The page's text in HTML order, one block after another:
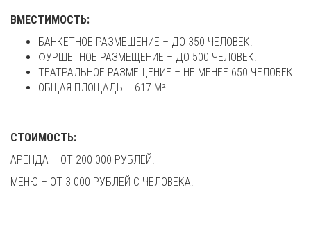
ВМЕСТИМОСТЬ:
БАНКЕТНОЕ РАЗМЕЩЕНИЕ – ДО 350 ЧЕЛОВЕК.
ФУРШЕТНОЕ РАЗМЕЩЕНИЕ – ДО 500 ЧЕЛОВЕК.
ТЕАТРАЛЬНОЕ РАЗМЕЩЕНИЕ – НЕ МЕНЕЕ 650 ЧЕЛОВЕК.
ОБЩАЯ ПЛОЩАДЬ – 617 М².
СТОИМОСТЬ:
АРЕНДА – ОТ 200 000 РУБЛЕЙ.
МЕНЮ – ОТ 3 000 РУБЛЕЙ С ЧЕЛОВЕКА.